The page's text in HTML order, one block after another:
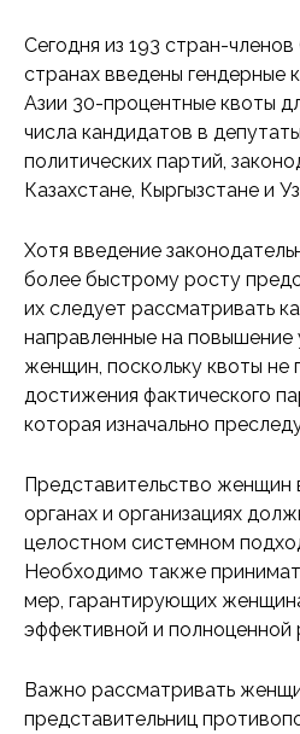
Сегодня из 193 стран-
странах введены гендерные
Азии 30-процентные квоты
числа кандидатов в
политических партий,
Казахстане, Кыргызстане и
Хотя введение
более быстрому росту
их следует рассматривать
направленные на повышение
женщин, поскольку квоты не
достижения фактического
которая изначально
Представительство женщин
органах и организациях
целостном системном
Необходимо также
мер, гарантирующих
эффективной и полноценной
Важно рассматривать
представительниц